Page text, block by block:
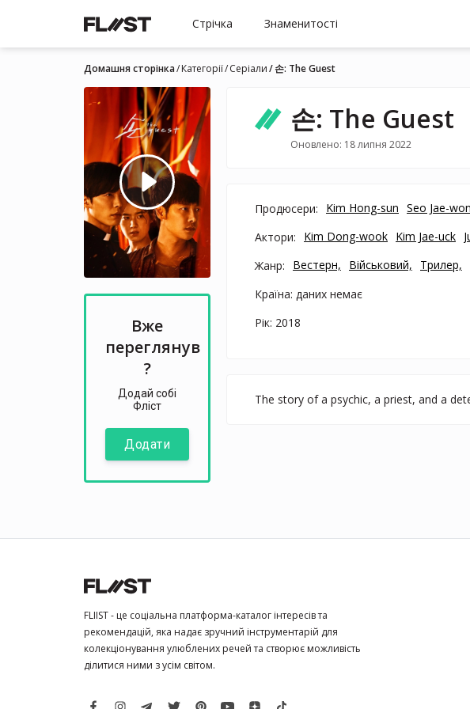
Стрічка Знаменитості
Домашня сторінка Категорії Серіали 손: The Guest
Вже
переглянув
?
Додай собі
Фліст
Додати
손: The Guest
Оновлено: 18 липня 2022
Продюсери: Kim Hong-sun Seo Jae-won
Актори:
Kim Dong-wook Kim Jae-uck
Жанр:
Вестерн, Військовий, Трилер,
Країна: даних немає
Рік: 2018
The story of a psychic, a priest, and a
FLIIST - це соціальна платформа-каталог інтересів та
рекомендацій, яка надає зручний інструментарій для
колекціонування улюблених речей та створює можливість
ділитися ними з усім світом.